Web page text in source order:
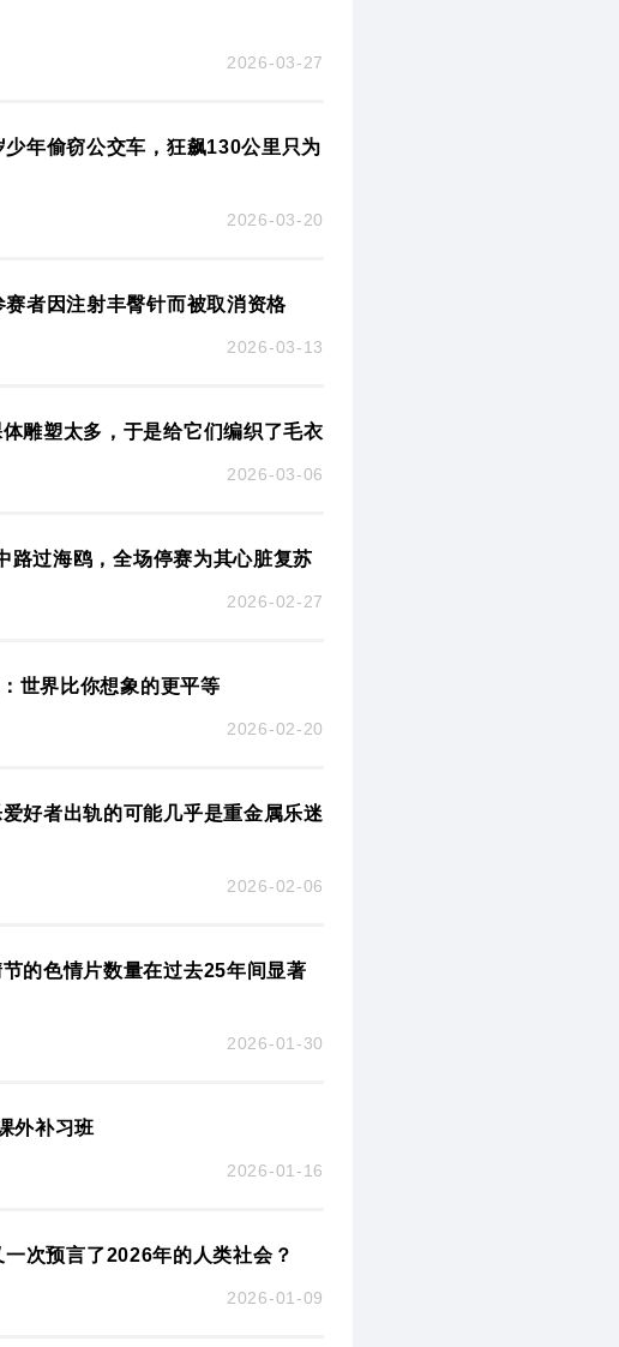
2026-03-27
年偷窃公交车，狂飙130公里只为
2026-03-20
者因注射丰臀针而被取消资格
2026-03-13
雕塑太多，于是给它们编织了毛衣
2026-03-06
路过海鸥，全场停赛为其心脏复苏
2026-02-27
世界比你想象的更平等
2026-02-20
好者出轨的可能几乎是重金属乐迷
2026-02-06
的色情片数量在过去25年间显著
2026-01-30
外补习班
2026-01-16
次预言了2026年的人类社会？
2026-01-09